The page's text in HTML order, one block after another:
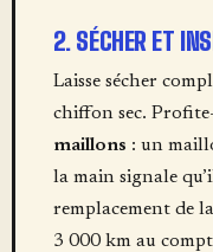
2. SÉCHER ET
Laisse sécher
chiffon sec.
maillons : un
la main signale
remplacement de
3 000 km au